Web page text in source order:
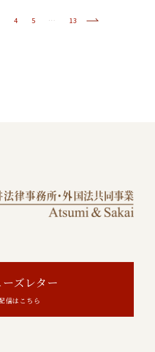
4 5 … 13 次へ
ズレター
信はこちら